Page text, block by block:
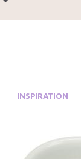
INSPIRATION